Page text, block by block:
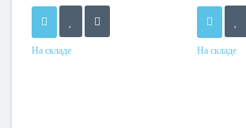
На складе На складе